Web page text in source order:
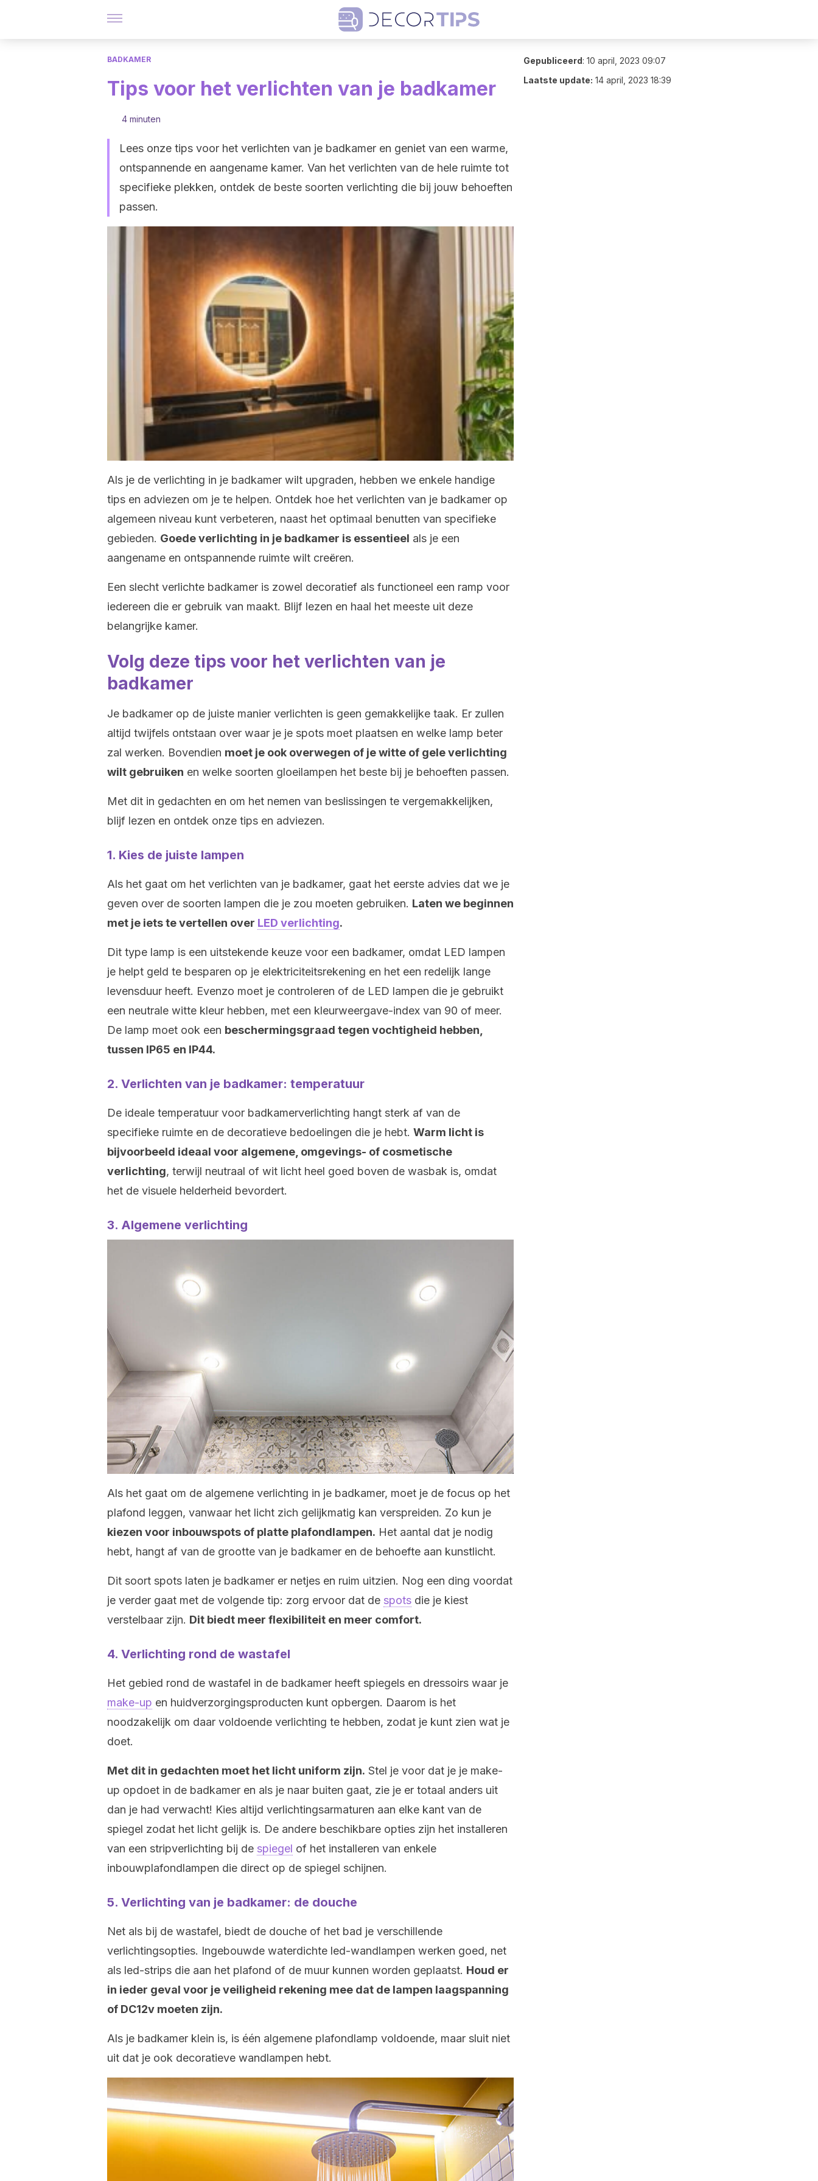
BADKAMER
Tips voor het verlichten van je badkamer
4 minuten
Lees onze tips voor het verlichten van je badkamer en geniet van een warme,
ontspannende en aangename kamer. Van het verlichten van de hele ruimte tot
specifieke plekken, ontdek de beste soorten verlichting die bij jouw behoeften
passen.
Als je de verlichting in je badkamer wilt upgraden, hebben we enkele handige
tips en adviezen om je te helpen. Ontdek hoe het verlichten van je badkamer op
algemeen niveau kunt verbeteren, naast het optimaal benutten van specifieke
gebieden. Goede verlichting in je badkamer is essentieel als je een
aangename en ontspannende ruimte wilt creëren.
Een slecht verlichte badkamer is zowel decoratief als functioneel een ramp voor
iedereen die er gebruik van maakt. Blijf lezen en haal het meeste uit deze
belangrijke kamer.
Volg deze tips voor het verlichten van je
badkamer
Je badkamer op de juiste manier verlichten is geen gemakkelijke taak. Er zullen
altijd twijfels ontstaan over waar je je spots moet plaatsen en welke lamp beter
zal werken. Bovendien moet je ook overwegen of je witte of gele verlichting
wilt gebruiken en welke soorten gloeilampen het beste bij je behoeften passen.
Met dit in gedachten en om het nemen van beslissingen te vergemakkelijken,
blijf lezen en ontdek onze tips en adviezen.
1. Kies de juiste lampen
Als het gaat om het verlichten van je badkamer, gaat het eerste advies dat we je
geven over de soorten lampen die je zou moeten gebruiken. Laten we beginnen
met je iets te vertellen over LED verlichting.
Dit type lamp is een uitstekende keuze voor een badkamer, omdat LED lampen
je helpt geld te besparen op je elektriciteitsrekening en het een redelijk lange
levensduur heeft. Evenzo moet je controleren of de LED lampen die je gebruikt
een neutrale witte kleur hebben, met een kleurweergave-index van 90 of meer.
De lamp moet ook een beschermingsgraad tegen vochtigheid hebben,
tussen IP65 en IP44.
2. Verlichten van je badkamer: temperatuur
De ideale temperatuur voor badkamerverlichting hangt sterk af van de
specifieke ruimte en de decoratieve bedoelingen die je hebt. Warm licht is
bijvoorbeeld ideaal voor algemene, omgevings- of cosmetische
verlichting, terwijl neutraal of wit licht heel goed boven de wasbak is, omdat
het de visuele helderheid bevordert.
3. Algemene verlichting
Als het gaat om de algemene verlichting in je badkamer, moet je de focus op het
plafond leggen, vanwaar het licht zich gelijkmatig kan verspreiden. Zo kun je
kiezen voor inbouwspots of platte plafondlampen. Het aantal dat je nodig
hebt, hangt af van de grootte van je badkamer en de behoefte aan kunstlicht.
Dit soort spots laten je badkamer er netjes en ruim uitzien. Nog een ding voordat
je verder gaat met de volgende tip: zorg ervoor dat de spots die je kiest
verstelbaar zijn. Dit biedt meer flexibiliteit en meer comfort.
4. Verlichting rond de wastafel
Het gebied rond de wastafel in de badkamer heeft spiegels en dressoirs waar je
make-up en huidverzorgingsproducten kunt opbergen. Daarom is het
noodzakelijk om daar voldoende verlichting te hebben, zodat je kunt zien wat je
doet.
Met dit in gedachten moet het licht uniform zijn. Stel je voor dat je je make-
up opdoet in de badkamer en als je naar buiten gaat, zie je er totaal anders uit
dan je had verwacht! Kies altijd verlichtingsarmaturen aan elke kant van de
spiegel zodat het licht gelijk is. De andere beschikbare opties zijn het installeren
van een stripverlichting bij de spiegel of het installeren van enkele
inbouwplafondlampen die direct op de spiegel schijnen.
5. Verlichting van je badkamer: de douche
Net als bij de wastafel, biedt de douche of het bad je verschillende
verlichtingsopties. Ingebouwde waterdichte led-wandlampen werken goed, net
als led-strips die aan het plafond of de muur kunnen worden geplaatst. Houd er
in ieder geval voor je veiligheid rekening mee dat de lampen laagspanning
of DC12v moeten zijn.
Als je badkamer klein is, is één algemene plafondlamp voldoende, maar sluit niet
uit dat je ook decoratieve wandlampen hebt.
Gepubliceerd: 10 april, 2023 09:07
Laatste update: 14 april, 2023 18:39